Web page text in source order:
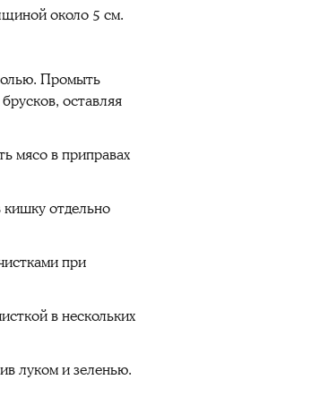
около 5 см.
Промыть
оставляя
мясо в приправах
кишку отдельно
при
в нескольких
луком и зеленью.